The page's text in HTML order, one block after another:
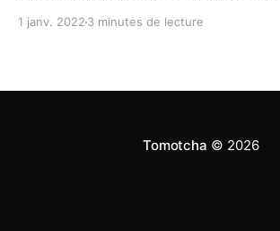
initiallement être notre sélection de
1 janv. 2022 3 minutes de lecture
Tomotcha © 2026